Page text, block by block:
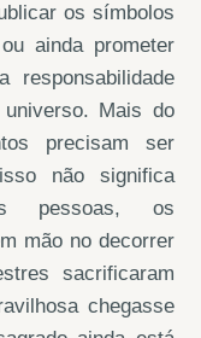
os símbolos
ainda prometer
responsabilidade
Mais do
precisam ser
não significa
pessoas, os
mão no decorrer
sacrificaram
chegasse